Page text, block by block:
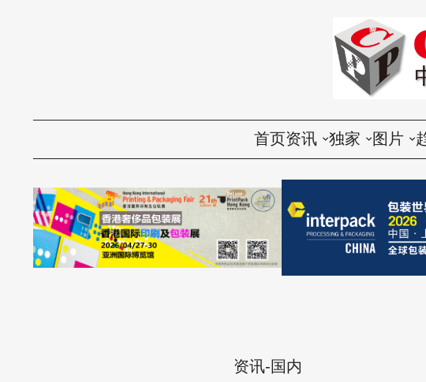
首页资讯
国内
国际
独家
评论
访谈
话题
图片
活动
展会
设备
资讯-国内